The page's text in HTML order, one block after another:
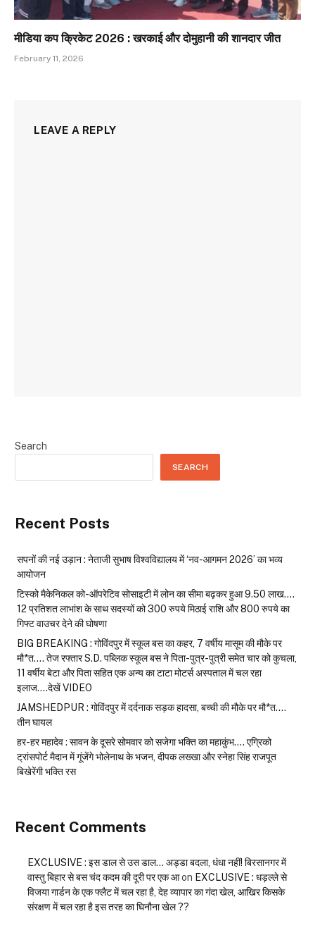
मीडिया कप क्रिकेट 2026 : खरकाई और दोमुहानी की शानदार जीत
February 11, 2026
LEAVE A REPLY
Search
SEARCH
Recent Posts
सपनों की नई उड़ान : नेताजी सुभाष विश्वविद्यालय में ‘नव-आगमन 2026’ का भव्य
आयोजन
टिस्को मैकेनिकल को-ऑपरेटिव सोसाइटी में लोन का सीमा बढ़कर हुआ 9.50 लाख….
12 प्रतिशत लाभांश के साथ सदस्यों को 300 रुपये मिठाई राशि और 800 रुपये का
गिफ्ट वाउचर देने की घोषणा
BIG BREAKING : गोविंदपुर में स्कूल बस का कहर, 7 वर्षीय मासूम की मौके पर
मौ*त…. तेज रफ्तार S.D. पब्लिक स्कूल बस ने पिता-पुत्र-पुत्री समेत चार को कुचला,
11 वर्षीय बेटा और पिता सहित एक अन्य का टाटा मोटर्स अस्पताल में चल रहा
इलाज….देखें VIDEO
JAMSHEDPUR : गोविंदपुर में दर्दनाक सड़क हादसा, बच्ची की मौके पर मौ*त….
तीन घायल
हर-हर महादेव : सावन के दूसरे सोमवार को सजेगा भक्ति का महाकुंभ…. एग्रिको
ट्रांसपोर्ट मैदान में गूंजेंगे भोलेनाथ के भजन, दीपक लख्खा और स्नेहा सिंह राजपूत
बिखेरेंगी भक्ति रस
Recent Comments
EXCLUSIVE : इस डाल से उस डाल… अड्डा बदला, धंधा नहीं! बिरसानगर में
वास्तु बिहार से बस चंद कदम की दूरी पर एक आon EXCLUSIVE : धड़ल्ले से
विजया गार्डन के एक फ्लैट में चल रहा है, देह व्यापार का गंदा खेल, आखिर किसके
संरक्षण में चल रहा है इस तरह का घिनौना खेल ??